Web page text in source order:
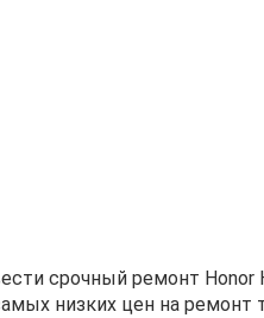
срочный ремонт
низких цен на